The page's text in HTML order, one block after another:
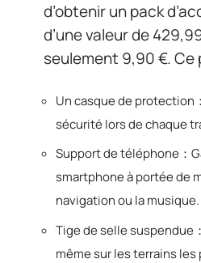
d’obtenir un pack
d’une valeur de
seulement 9,90 €. Ce
Un casque de protection
sécurité lors de chaque
Support de téléphone：
smartphone à portée de
navigation ou la musique.
Tige de selle suspendue
même sur les terrains